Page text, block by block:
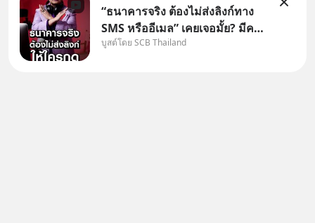
“ธนาคารจริง ต้องไม่ส่งลิงก์ทาง
SMS หรืออีเมล” เคยเจอมั้ย? มีคน
อ้างว่าโทรจากธนาคาร บอกว่า
บูสต์โดย SCB Thailand